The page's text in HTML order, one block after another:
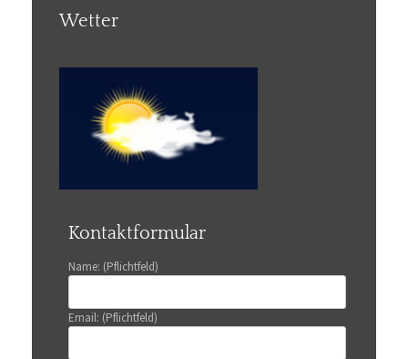
Wetter
Kontaktformular
Name: (Pflichtfeld)
Email: (Pflichtfeld)